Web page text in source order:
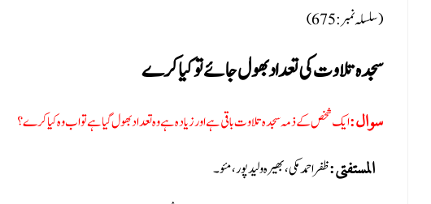
(سلسلہ نمبر: 675)
سجدہ تلاوت کی تعداد بھول جائے تو کیا کرے
سوال:ایک شخص کے ذمہ سجدہ تلاوت باقی ہے اور زیادہ ہے وہ تعداد بھول گیا ہے تو اب وہ کیا کرے؟
المستفتی:ظفر احمد مکی، بھیرہ ولید پور، مئو۔